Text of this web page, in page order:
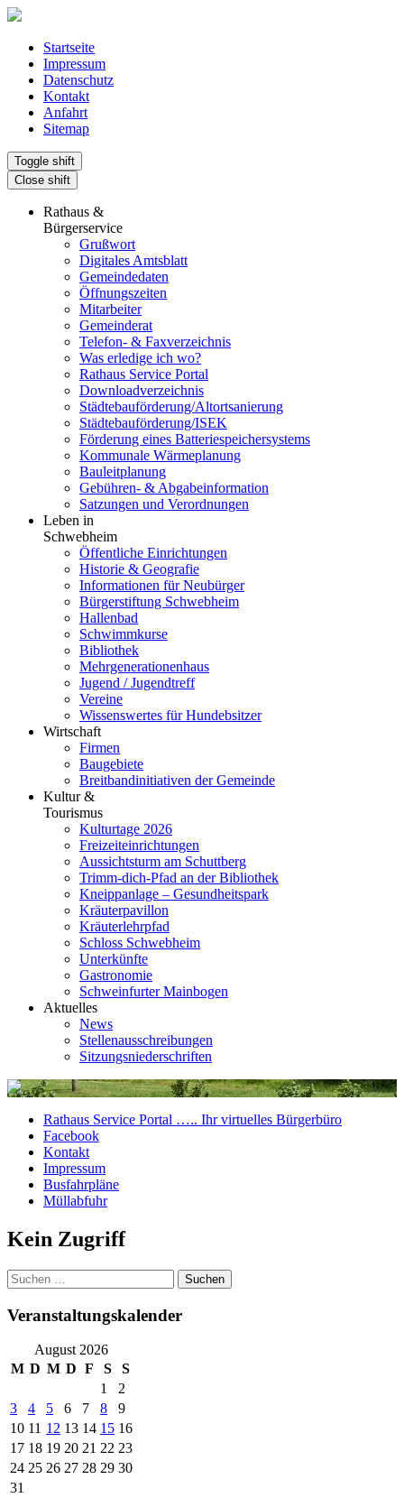
Startseite
Impressum
Datenschutz
Kontakt
Anfahrt
Sitemap
Toggle shift
Close shift
Rathaus &
Bürgerservice
Grußwort
Digitales Amtsblatt
Gemeindedaten
Öffnungszeiten
Mitarbeiter
Gemeinderat
Telefon- & Faxverzeichnis
Was erledige ich wo?
Rathaus Service Portal
Downloadverzeichnis
Städtebauförderung/Altortsanierung
Städtebauförderung/ISEK
Förderung eines Batteriespeichersystems
Kommunale Wärmeplanung
Bauleitplanung
Gebühren- & Abgabeinformation
Satzungen und Verordnungen
Leben in
Schwebheim
Öffentliche Einrichtungen
Historie & Geografie
Informationen für Neubürger
Bürgerstiftung Schwebheim
Hallenbad
Schwimmkurse
Bibliothek
Mehrgenerationenhaus
Jugend / Jugendtreff
Vereine
Wissenswertes für Hundebsitzer
Wirtschaft
Firmen
Baugebiete
Breitbandinitiativen der Gemeinde
Kultur &
Tourismus
Kulturtage 2026
Freizeiteinrichtungen
Aussichtsturm am Schuttberg
Trimm-dich-Pfad an der Bibliothek
Kneippanlage – Gesundheitspark
Kräuterpavillon
Kräuterlehrpfad
Schloss Schwebheim
Unterkünfte
Gastronomie
Schweinfurter Mainbogen
Aktuelles
News
Stellenausschreibungen
Sitzungsniederschriften
Rathaus Service Portal ….. Ihr virtuelles Bürgerbüro
Facebook
Kontakt
Impressum
Busfahrpläne
Müllabfuhr
Kein Zugriff
Suchen
nach:
Veranstaltungskalender
August 2026
M D M D F S
S
1
2
3
4 5 6 7 8
9
10 11 12 13 14 15 16
17 18 19 20 21 22 23
24 25 26 27 28 29 30
31